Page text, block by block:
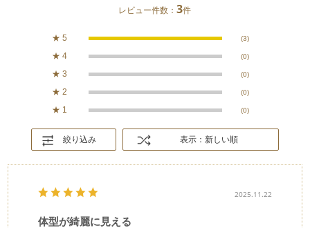
レビュー件数：3件
★ 5 (3)
★ 4 (0)
★ 3 (0)
★ 2 (0)
★ 1 (0)
絞り込み 表示：新しい順
2025.11.22
体型が綺麗に見える